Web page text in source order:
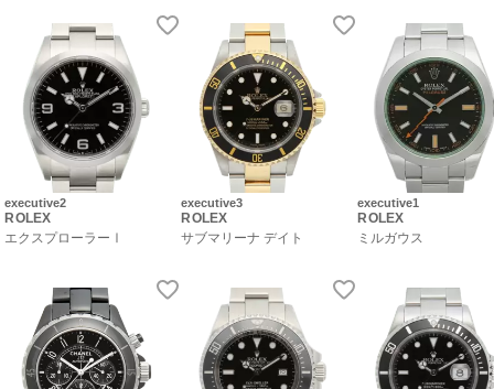
executive2
ROLEX
エクスプローラーⅠ
executive3
ROLEX
サブマリーナ デイト
executive1
ROLEX
ミルガウス